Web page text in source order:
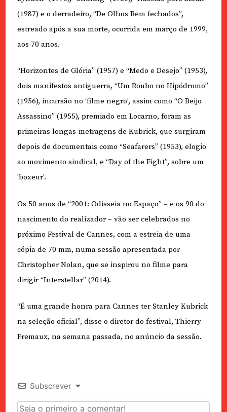
(1987) e o derradeiro, “De Olhos Bem fechados”,
estreado após a sua morte, ocorrida em março de 1999,
aos 70 anos.
“Horizontes de Glória” (1957) e “Medo e Desejo” (1953),
dois manifestos antiguerra, “Um Roubo no Hipódromo”
(1956), incursão no ‘filme negro’, assim como “O Beijo
Assassino” (1955), premiado em Locarno, foram as
primeiras longas-metragens de Kubrick, que surgiram
depois de documentais como “Seafarers” (1953), elogio
ao movimento sindical, e “Day of the Fight”, sobre um
‘boxeur’.
Os 50 anos de “2001: Odisseia no Espaço” – e os 90 do
nascimento do realizador – vão ser celebrados no
próximo Festival de Cannes, com a estreia de uma
cópia de 70 mm, numa sessão apresentada por
Christopher Nolan, que se inspirou no filme para
dirigir “Interstellar” (2014).
“É uma grande honra para Cannes ter Stanley Kubrick
na seleção oficial”, disse o diretor do festival, Thierry
Fremaux, na semana passada, no anúncio da sessão.
Subscrever